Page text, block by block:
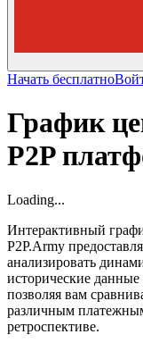
Начать бесплатно
График
P2P
Loading...
Интерактивный
P2P.Army
анализировать
исторические
позволяя вам
различным
ретроспективе.